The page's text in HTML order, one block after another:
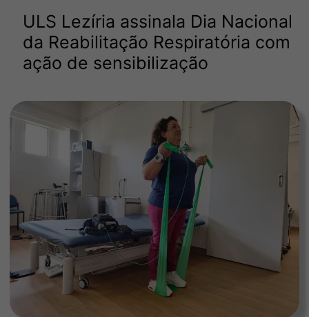
ULS Lezíria assinala Dia Nacional
da Reabilitação Respiratória com
ação de sensibilização